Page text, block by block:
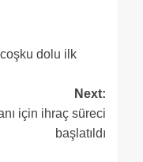
dolu ilk
Next:
için ihraç süreci
başlatıldı